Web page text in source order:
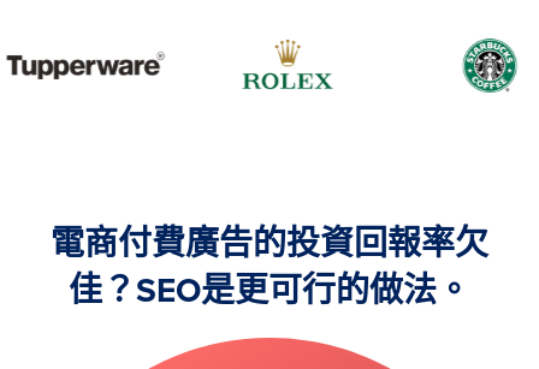
電商付費廣告的投資回報率欠
佳？SEO是更可行的做法。